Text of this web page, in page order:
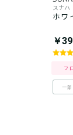
スナハ
ホワ
￥
フ
一